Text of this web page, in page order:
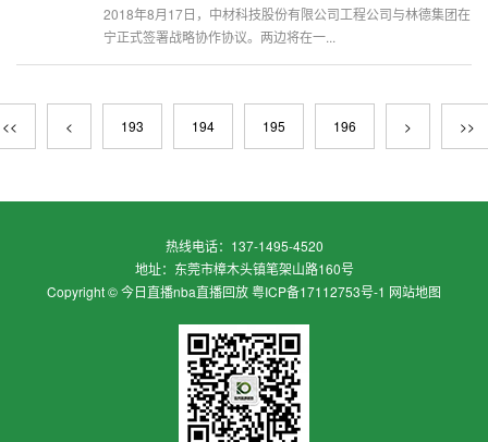
2018年8月17日，中材科技股份有限公司工程公司与林德集团在
宁正式签署战略协作协议。两边将在一...
<< < 193 194 195 196 > >>
热线电话： 137-1495-4520
地址： 东莞市樟木头镇笔架山路160号
Copyright ©今日直播nba直播回放粤ICP备17112753号-1 网站地图